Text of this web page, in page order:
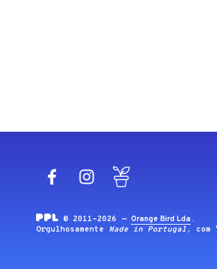
FacebookInstagram
© 2011-2026 —Orange Bird Lda .
Orgulhosamente Made in Portugal , com